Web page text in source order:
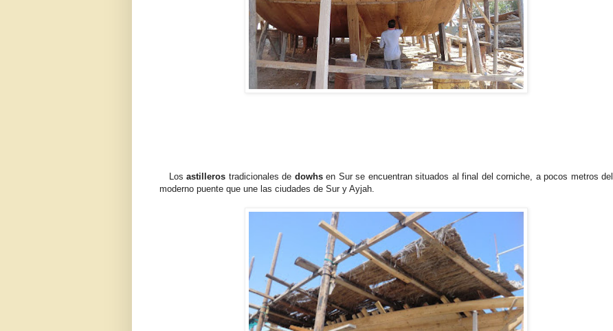
Los astilleros tradicionales de dowhs en Sur se encuentran situados al final del corniche, a pocos metros del
moderno puente que une las ciudades de Sur y Ayjah.